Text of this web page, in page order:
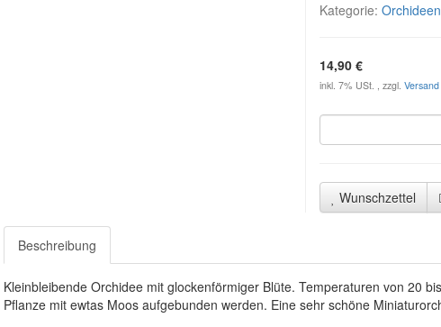
Kategorie: Orchideen
14,90 €
inkl. 7% USt. , zzgl. Versand
Wunschzettel
Beschreibung
Kleinbleibende Orchidee mit glockenförmiger Blüte. Temperaturen von 20
Pflanze mit ewtas Moos aufgebunden werden. Eine sehr schöne